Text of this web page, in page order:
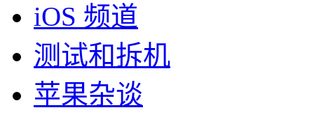
iOS 频道
测试和拆机
苹果杂谈